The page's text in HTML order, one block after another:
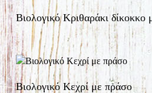
Βιολογικό Κριθαράκι δίκοκκο
Βιολογικό Κεχρί με πράσο